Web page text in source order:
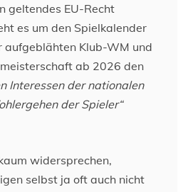
geltendes EU-Recht
es um den Spielkalender
aufgeblähten Klub-WM und
ab 2026 den
Interessen der nationalen
der Spieler“
widersprechen,
selbst ja oft auch nicht